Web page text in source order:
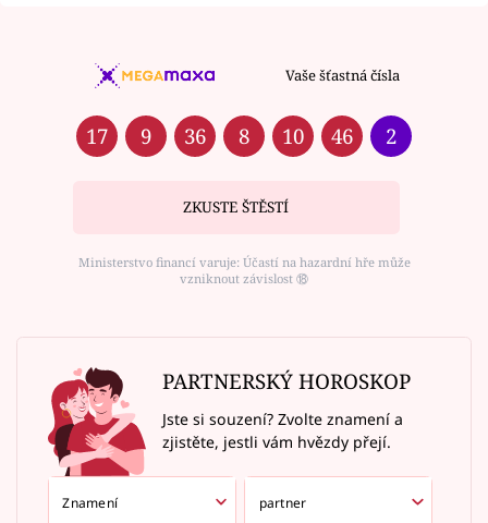
Vaše šťastná čísla
17 9 36 8 10 46 2
ZKUSTE ŠTĚSTÍ
Ministerstvo financí varuje: Účastí na hazardní hře může
vzniknout závislost ⑱
PARTNERSKÝ HOROSKOP
Jste si souzení? Zvolte znamení a
zjistěte, jestli vám hvězdy přejí.